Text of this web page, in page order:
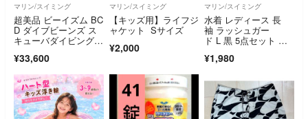
マリン/スイミング
超美品 ビーイズム BC
D ダイブビーンズ ス
キューバダイビング B
¥33,600
マリン/スイミング
【キッズ用】ライフジ
ャケット Sサイズ
¥2,000
マリン/スイミング
水着 レディース 長
袖 ラッシュガー
ド L 黒 5点セット 体
両用 スポーツ ジム マ
¥1,980